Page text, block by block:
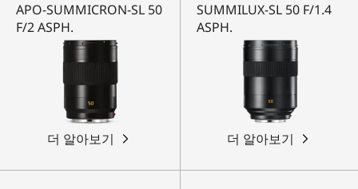
APO-SUMMICRON-SL 50
F/2 ASPH.
더 알아보기
SUMMILUX-SL 50 F/1.4
ASPH.
더 알아보기